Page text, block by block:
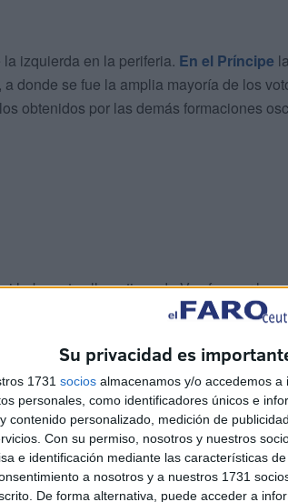
Su privacidad es
1731 socios almacenamos y/o accedemos
personales, como identificadores únicos e
contenido personalizado, medición de
Con su permiso, nosotros y nuestros
e identificación mediante las características
a nosotros y a nuestros 1731
De forma alternativa, puede acceder a
izquierda en la periferia. En el Príncipe
donde se fue la amplia mayoría de los
obtenidos por las demás formaciones
hubo votos llamativos de Vox fue por las
colocaron más mesas en el colegio al
por ejemplo, de ahí algunos votos
funcionariales.